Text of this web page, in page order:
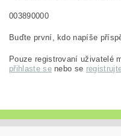
003890000
Buďte první, kdo napíše
Pouze registrovaní uživatelé
přihlaste senebo se